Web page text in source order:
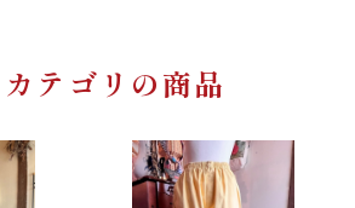
テゴリの商品